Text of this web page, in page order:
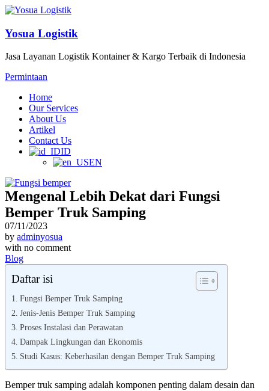
Yosua Logistik
Jasa Layanan Logistik Kontainer & Kargo Terbaik di Indonesia
Permintaan
Home
Our Services
About Us
Artikel
Contact Us
ID
EN
Mengenal Lebih Dekat dari Fungsi
Bemper Truk Samping
07/11/2023
by adminyosua
with no comment
Blog
Daftar isi
Fungsi Bemper Truk Samping
Jenis-Jenis Bemper Truk Samping
Proses Instalasi dan Perawatan
Dampak Lingkungan dan Ekonomis
Studi Kasus: Keberhasilan dengan Bemper Truk Samping
Bemper truk samping adalah komponen penting dalam desain dan